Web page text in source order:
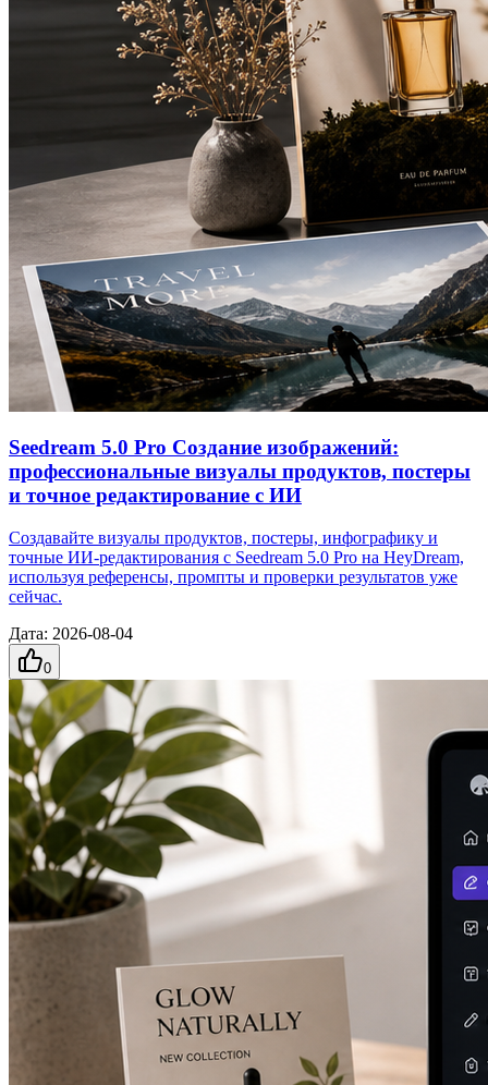
Seedream 5.0 Pro Создание изображений:
профессиональные визуалы продуктов, постеры
и точное редактирование с ИИ
Создавайте визуалы продуктов, постеры, инфографику и
точные ИИ-редактирования с Seedream 5.0 Pro на HeyDream,
используя референсы, промпты и проверки результатов уже
сейчас.
Дата: 2026-08-04
0